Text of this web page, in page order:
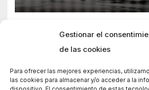
Gestionar el
de las cookies
Para ofrecer las mejores experiencias,
las cookies para almacenar y/o acceder a la